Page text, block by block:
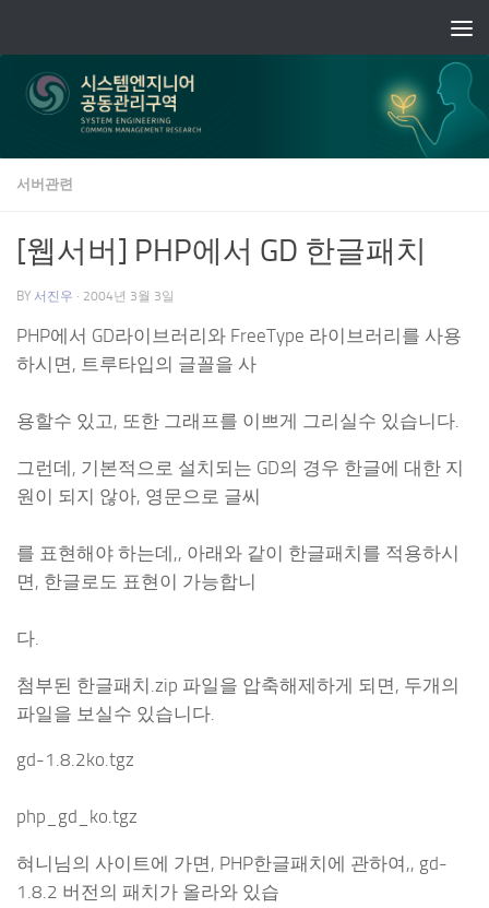
서버관련
[웹서버] PHP에서 GD 한글패치
BY 서진우 · 2004년 3월 3일
PHP에서 GD라이브러리와 FreeType 라이브러리를 사용
하시면, 트루타입의 글꼴을 사
용할수 있고, 또한 그래프를 이쁘게 그리실수 있습니다.
그런데, 기본적으로 설치되는 GD의 경우 한글에 대한 지
원이 되지 않아, 영문으로 글씨
를 표현해야 하는데,, 아래와 같이 한글패치를 적용하시
면, 한글로도 표현이 가능합니
다.
첨부된 한글패치.zip 파일을 압축해제하게 되면, 두개의
파일을 보실수 있습니다.
gd-1.8.2ko.tgz
php_gd_ko.tgz
혀니님의 사이트에 가면, PHP한글패치에 관하여,, gd-
1.8.2 버전의 패치가 올라와 있습